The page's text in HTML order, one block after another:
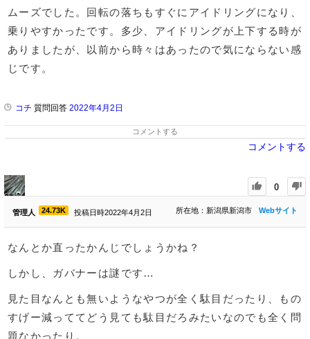
ムーズでした。回転の落ちもすぐにアイドリングになり、
乗りやすかったです。多少、アイドリングが上下する時が
ありましたが、以前から時々はあったので気にならない感
じです。
コチ 質問回答 2022年4月2日
コメントする
コメントする
0
管理人 24.73K 投稿日時2022年4月2日 Webサイト
所在地：新潟県新潟市
なんとか直ったかんじでしょうかね？
しかし、ガバナーは謎です…
見た目なんとも無いようなやつが全く駄目だったり、もの
すげー減っててどう見ても駄目だろみたいなのでも全く問
題なかったり。